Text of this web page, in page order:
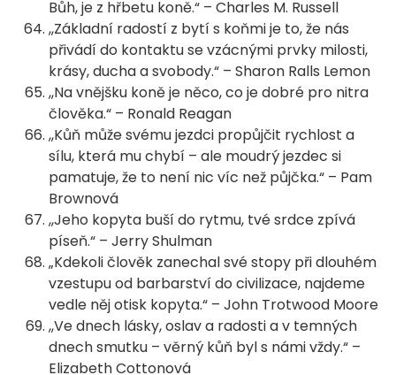
Bůh, je z hřbetu koně.“ – Charles M. Russell
,,Základní radostí z bytí s koňmi je to, že nás
přivádí do kontaktu se vzácnými prvky milosti,
krásy, ducha a svobody.“ – Sharon Ralls Lemon
,,Na vnějšku koně je něco, co je dobré pro nitra
člověka.“ – Ronald Reagan
,,Kůň může svému jezdci propůjčit rychlost a
sílu, která mu chybí – ale moudrý jezdec si
pamatuje, že to není nic víc než půjčka.“ – Pam
Brownová
,,Jeho kopyta buší do rytmu, tvé srdce zpívá
píseň.“ – Jerry Shulman
„Kdekoli člověk zanechal své stopy při dlouhém
vzestupu od barbarství do civilizace, najdeme
vedle něj otisk kopyta.“ – John Trotwood Moore
,,Ve dnech lásky, oslav a radosti a v temných
dnech smutku – věrný kůň byl s námi vždy.“ –
Elizabeth Cottonová